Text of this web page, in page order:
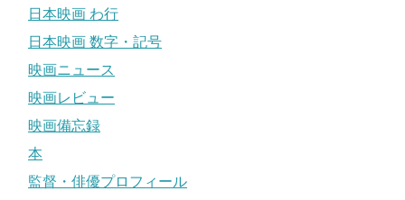
日本映画 わ行
日本映画 数字・記号
映画ニュース
映画レビュー
映画備忘録
本
監督・俳優プロフィール